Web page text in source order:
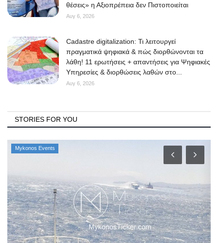
θέσεις» η Αξιοπρέπεια δεν Πιστοποιείται
Αυγ 6, 2026
Cadastre digitalization: Τι λειτουργεί
πραγματικά ψηφιακά & πώς διορθώνονται τα
λάθη! 11 ερωτήσεις + απαντήσεις για Ψηφιακές
Υπηρεσίες & διορθώσεις λαθών στο...
Αυγ 6, 2026
STORIES FOR YOU
Mykonos Events